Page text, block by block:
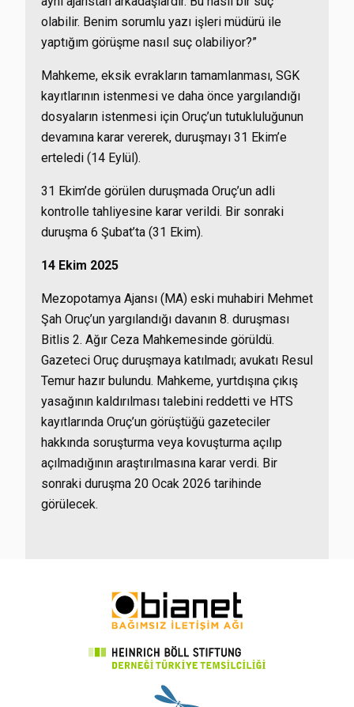
olabilir. Benim sorumlu yazı işleri müdürü ile
yaptığım görüşme nasıl suç olabiliyor?”
Mahkeme, eksik evrakların tamamlanması, SGK
kayıtlarının istenmesi ve daha önce yargılandığı
dosyaların istenmesi için Oruç’un tutukluluğunun
devamına karar vererek, duruşmayı 31 Ekim’e
erteledi (14 Eylül).
31 Ekim’de görülen duruşmada Oruç’un adli
kontrolle tahliyesine karar verildi. Bir sonraki
duruşma 6 Şubat’ta (31 Ekim).
14 Ekim 2025
Mezopotamya Ajansı (MA) eski muhabiri Mehmet
Şah Oruç’un yargılandığı davanın 8. duruşması
Bitlis 2. Ağır Ceza Mahkemesinde görüldü.
Gazeteci Oruç duruşmaya katılmadı; avukatı Resul
Temur hazır bulundu. Mahkeme, yurtdışına çıkış
yasağının kaldırılması talebini reddetti ve HTS
kayıtlarında Oruç’un görüştüğü gazeteciler
hakkında soruşturma veya kovuşturma açılıp
açılmadığının araştırılmasına karar verdi. Bir
sonraki duruşma 20 Ocak 2026 tarihinde
görülecek.